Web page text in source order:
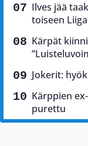
Ilves jää
toiseen
Kärpät
Jokerit:
Kärppien
purettu